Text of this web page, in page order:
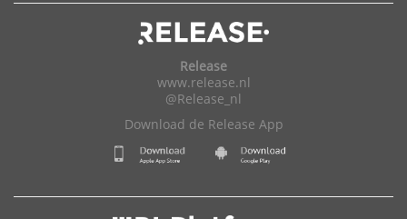
Release
www.release.nl
@Release_nl
Download de Release App